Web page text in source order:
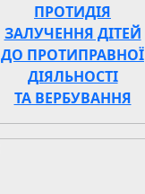
ПРОТИДІЯ
ЗАЛУЧЕННЯ ДІТЕЙ
ДО ПРОТИПРАВНОЇ
ДІЯЛЬНОСТІ
ТА ВЕРБУВАННЯ